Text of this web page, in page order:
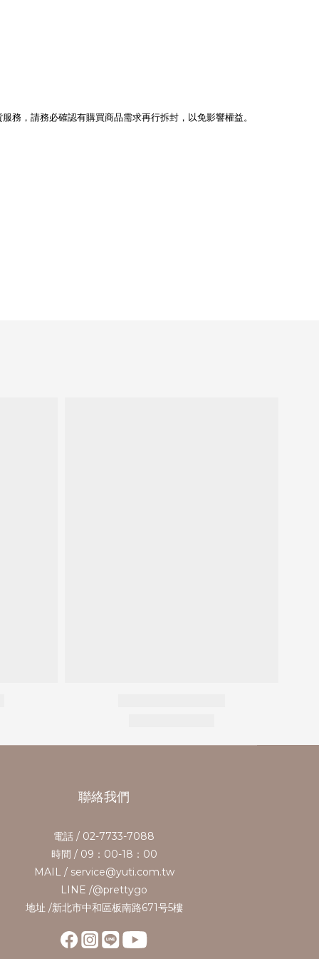
，請務必確認有購買商品需求再行拆封，以免影響權益。
聯絡我們
電話 / 02-7733-7088
時間 / 09：00-18：00
MAIL / service@yuti.com.tw
LINE /@prettygo
地址 /新北市中和區板南路671号5樓